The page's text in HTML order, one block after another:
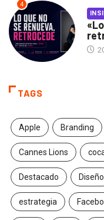
4
TAGS
Apple Branding
Cannes Lions
Destacado Diseño
estrategia